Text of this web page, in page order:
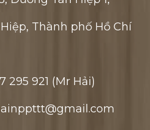
Thành phố Hồ Chí
295 921 (Mr Hải)